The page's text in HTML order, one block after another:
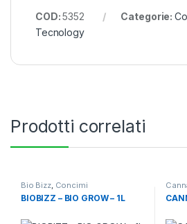
COD:5352 Categorie:
Tecnology
Prodotti correlati
Bio Bizz, Concimi
BIOBIZZ – BIO GROW – 1L